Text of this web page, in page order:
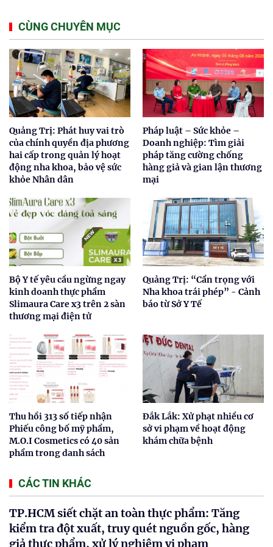
CÙNG CHUYÊN MỤC
Quảng Trị: Phát huy vai trò
của chính quyền địa phương
hai cấp trong quản lý hoạt
động nha khoa, bảo vệ sức
khỏe Nhân dân
Pháp luật – Sức khỏe –
Doanh nghiệp: Tìm giải
pháp tăng cường chống
hàng giả và gian lận thương
mại
Bộ Y tế yêu cầu ngừng ngay
kinh doanh thực phẩm
Slimaura Care x3 trên 2 sàn
thương mại điện tử
Quảng Trị: “Cẩn trọng với
Nha khoa trái phép” - Cảnh
báo từ Sở Y Tế
Thu hồi 313 số tiếp nhận
Phiếu công bố mỹ phẩm,
M.O.I Cosmetics có 40 sản
phẩm trong danh sách
Đắk Lắk: Xử phạt nhiều cơ
sở vi phạm về hoạt động
khám chữa bệnh
CÁC TIN KHÁC
TP.HCM siết chặt an toàn thực phẩm: Tăng
kiểm tra đột xuất, truy quét nguồn gốc, hàng
giả thực phẩm, xử lý nghiêm vi phạm